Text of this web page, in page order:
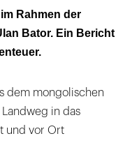
medizinischen
Rahmen der
Bator. Ein Bericht
dem mongolischen
in das
und vor Ort